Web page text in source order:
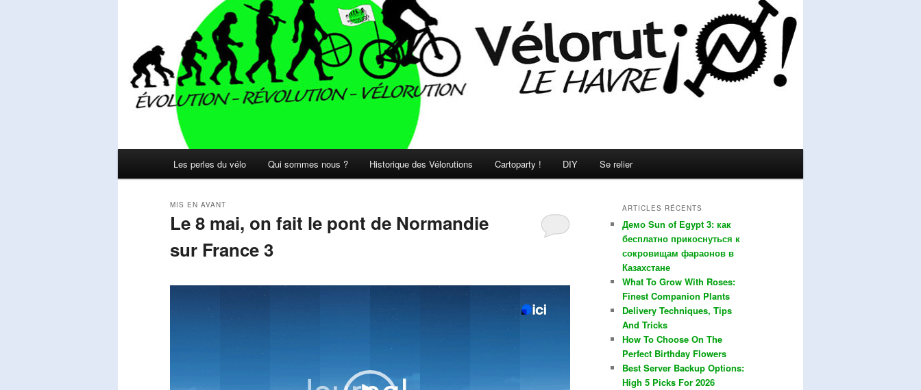
Les perles du vélo Qui sommes nous ? Historique des Vélorutions Cartoparty ! DIY Se relier
Le 8 mai, on fait le pont de Normandie
sur France 3
MIS EN AVANT ARTICLES RÉCENTS
Демо Sun of Egypt 3: как
бесплатно прикоснуться к
сокровищам фараонов в
Казахстане
What To Grow With Roses:
Finest Companion Plants
Delivery Techniques, Tips
And Tricks
How To Choose On The
Perfect Birthday Flowers
Best Server Backup Options:
High 5 Picks For 2026